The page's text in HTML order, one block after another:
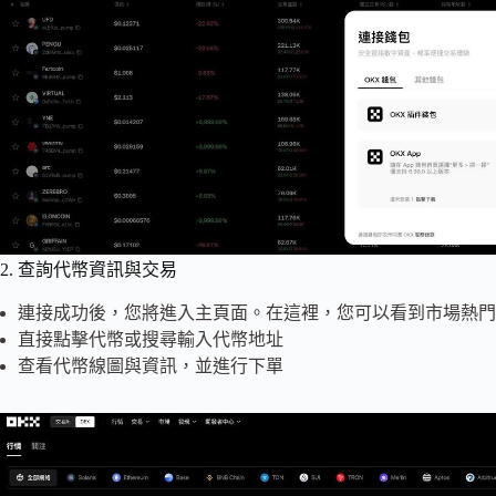
2. 查詢代幣資訊與交易
連接成功後，您將進入主頁面。在這裡，您可以看到市場熱
直接點擊代幣或搜尋輸入代幣地址
查看代幣線圖與資訊，並進行下單